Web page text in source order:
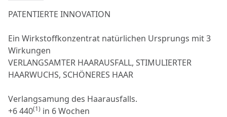
PATENTIERTE INNOVATION
Ein Wirkstoffkonzentrat natürlichen Ursprungs mit 3
Wirkungen
VERLANGSAMTER HAARAUSFALL, STIMULIERTER
HAARWUCHS, SCHÖNERES HAAR
Verlangsamung des Haarausfalls.
+6 440(1) in 6 Wochen